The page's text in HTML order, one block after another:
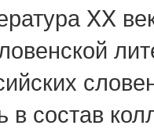
XX
в состав